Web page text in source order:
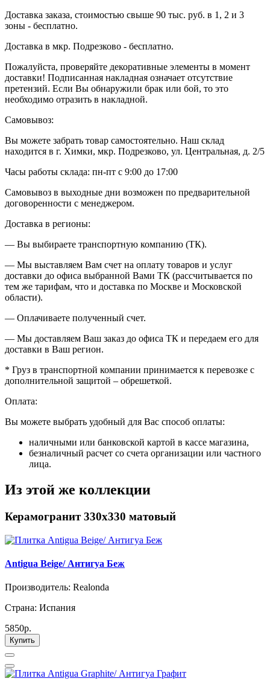
Доставка заказа, стоимостью свыше 90 тыс. руб. в 1, 2 и 3
зоны - бесплатно.
Доставка в мкр. Подрезково - бесплатно.
Пожалуйста, проверяйте декоративные элементы в момент
доставки! Подписанная накладная означает отсутствие
претензий. Если Вы обнаружили брак или бой, то это
необходимо отразить в накладной.
Самовывоз:
Вы можете забрать товар самостоятельно. Наш склад
находится в г. Химки, мкр. Подрезково, ул. Центральная, д. 2/5
Часы работы склада: пн-пт с 9:00 до 17:00
Самовывоз в выходные дни возможен по предварительной
договоренности с менеджером.
Доставка в регионы:
— Вы выбираете транспортную компанию (ТК).
— Мы выставляем Вам счет на оплату товаров и услуг
доставки до офиса выбранной Вами ТК (рассчитывается по
тем же тарифам, что и доставка по Москве и Московской
области).
— Оплачиваете полученный счет.
— Мы доставляем Ваш заказ до офиса ТК и передаем его для
доставки в Ваш регион.
* Груз в транспортной компании принимается к перевозке с
дополнительной защитой – обрешеткой.
Оплата:
Вы можете выбрать удобный для Вас способ оплаты:
наличными или банковской картой в кассе магазина,
безналичный расчет со счета организации или частного
лица.
Из этой же коллекции
Керамогранит 330х330 матовый
Antigua Beige/ Антигуа Беж
Производитель: Realonda
Страна: Испания
5850р.
Купить